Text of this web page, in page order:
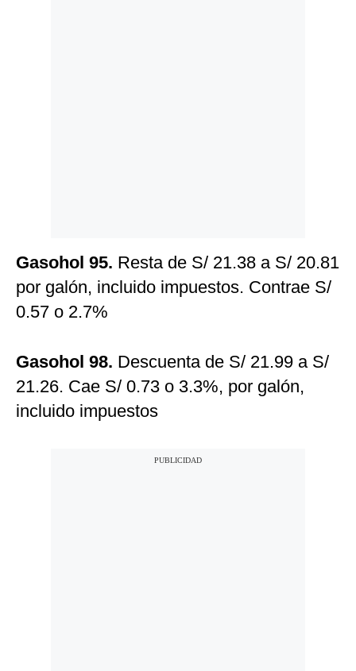
Gasohol 95. Resta de S/ 21.38 a S/ 20.81
por galón, incluido impuestos. Contrae S/
0.57 o 2.7%
Gasohol 98. Descuenta de S/ 21.99 a S/
21.26. Cae S/ 0.73 o 3.3%, por galón,
incluido impuestos